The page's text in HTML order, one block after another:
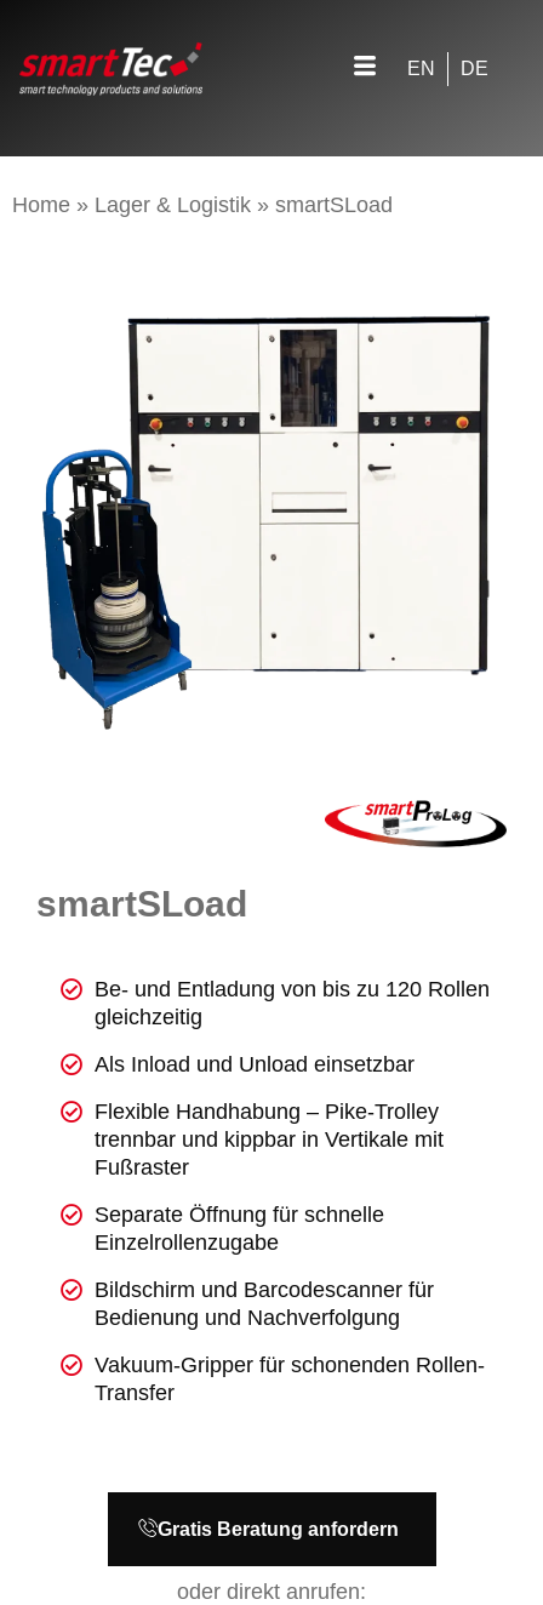
EN DE
Home » Lager & Logistik » smartSLoad
smartSLoad
Be- und Entladung von bis zu 120 Rollen
gleichzeitig
Als Inload und Unload einsetzbar
Flexible Handhabung – Pike-Trolley
trennbar und kippbar in Vertikale mit
Fußraster
Separate Öffnung für schnelle
Einzelrollenzugabe
Bildschirm und Barcodescanner für
Bedienung und Nachverfolgung
Vakuum-Gripper für schonenden Rollen-
Transfer
Gratis Beratung anfordern
oder direkt anrufen: